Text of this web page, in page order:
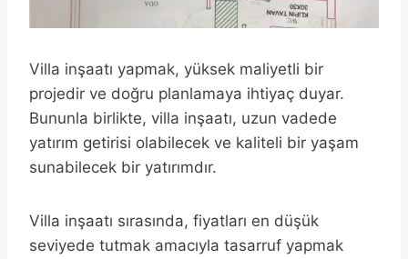
Villa inşaatı yapmak, yüksek maliyetli bir
projedir ve doğru planlamaya ihtiyaç duyar.
Bununla birlikte, villa inşaatı, uzun vadede
yatırım getirisi olabilecek ve kaliteli bir yaşam
sunabilecek bir yatırımdır.
Villa inşaatı sırasında, fiyatları en düşük
seviyede tutmak amacıyla tasarruf yapmak